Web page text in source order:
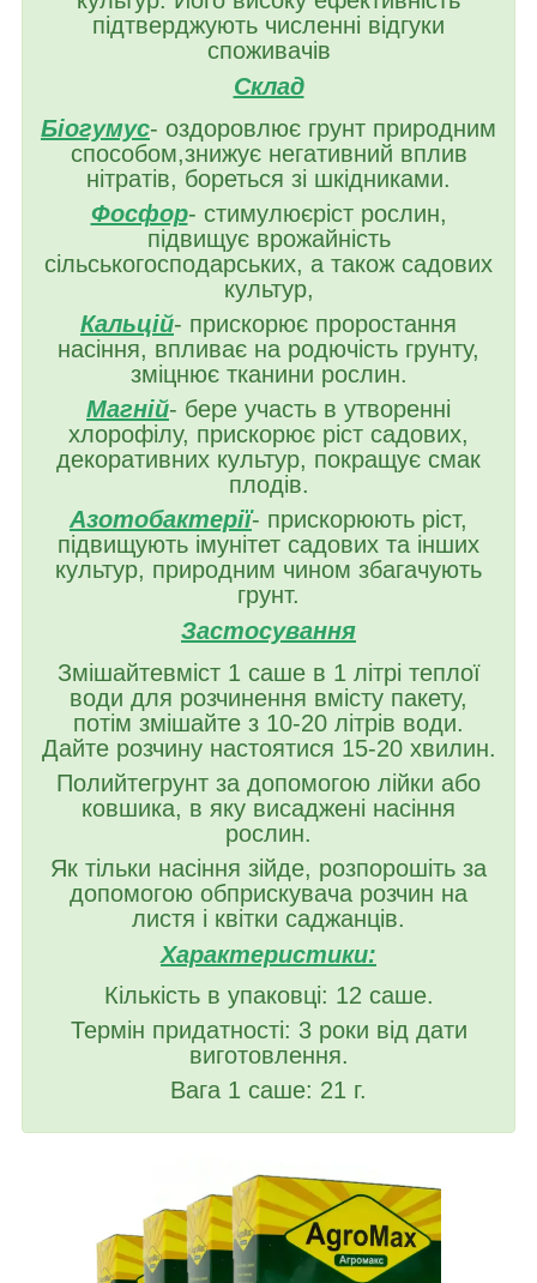
підтверджують численні відгуки
споживачів
Склад
Біогумус- оздоровлює грунт природним
способом,знижує негативний вплив
нітратів, бореться зі шкідниками.
Фосфор- стимулюєріст рослин,
підвищує врожайність
сільськогосподарських, а також садових
культур,
Кальцій- прискорює проростання
насіння, впливає на родючість грунту,
зміцнює тканини рослин.
Магній- бере участь в утворенні
хлорофілу, прискорює ріст садових,
декоративних культур, покращує смак
плодів.
Азотобактерії- прискорюють ріст,
підвищують імунітет садових та інших
культур, природним чином збагачують
грунт.
Застосування
Змішайтевміст 1 саше в 1 літрі теплої
води для розчинення вмісту пакету,
потім змішайте з 10-20 літрів води.
Дайте розчину настоятися 15-20 хвилин.
Полийтегрунт за допомогою лійки або
ковшика, в яку висаджені насіння
рослин.
Як тільки насіння зійде, розпорошіть за
допомогою обприскувача розчин на
листя і квітки саджанців.
Характеристики:
Кількість в упаковці: 12 саше.
Термін придатності: 3 роки від дати
виготовлення.
Вага 1 саше: 21 г.